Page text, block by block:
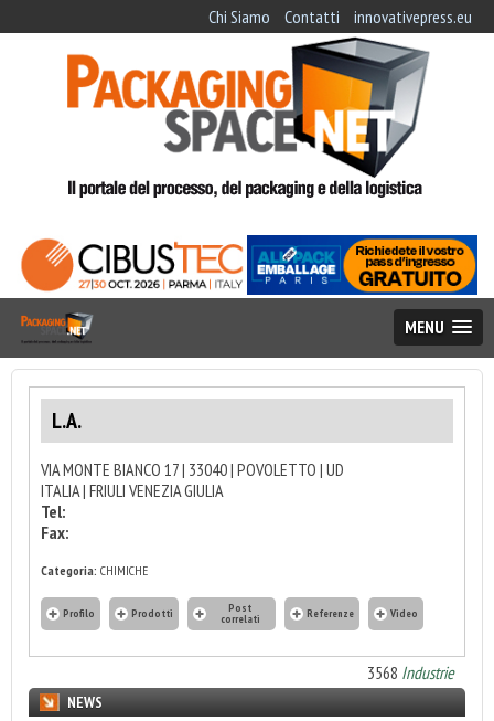
Chi Siamo Contatti innovativepress.eu
MENU
L.A.
VIA MONTE BIANCO 17 | 33040 | POVOLETTO | UD
ITALIA | FRIULI VENEZIA GIULIA
Tel:
Fax:
Categoria: CHIMICHE
Profilo Prodotti Post
correlati Referenze Video
3568 Industrie
NEWS